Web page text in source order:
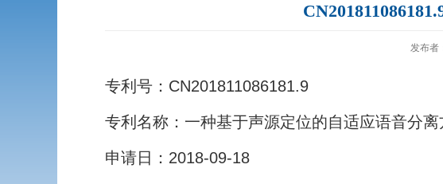
发布者
专利号：CN201811086181.9
专利名称：一种基于声源定位的自适应语音分离
申请日：2018-09-18